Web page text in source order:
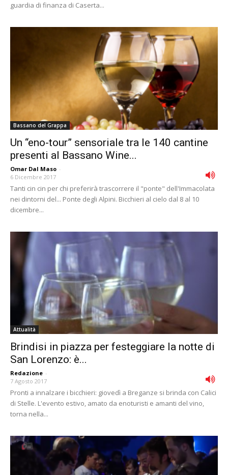
guardia di finanza di Caserta...
Bassano del Grappa
Un “eno-tour” sensoriale tra le 140 cantine
presenti al Bassano Wine...
Omar Dal Maso -
6 Dicembre 2017
Tanti cin cin per chi preferirà trascorrere il "ponte" dell'Immacolata
nei dintorni del... Ponte degli Alpini. Bicchieri al cielo dal 8 al 10
dicembre...
Attualità
Brindisi in piazza per festeggiare la notte di
San Lorenzo: è...
Redazione -
7 Agosto 2017
Pronti a innalzare i bicchieri: giovedì a Breganze si brinda con Calici
di Stelle. L'evento estivo, amato da enoturisti e amanti del vino,
torna nella...